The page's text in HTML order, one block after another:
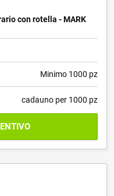
con rotella - MARK
Minimo 1000 pz
cadauno per 1000 pz